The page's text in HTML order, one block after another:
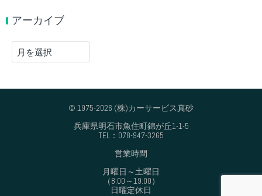
アーカイブ
ア
ー
イ
© 1975-2026 (株)カーサービス真砂
兵庫県明石市魚住町錦が丘1-1-5
TEL：078-947-3265
営業時間
月曜日～土曜日
（8:00～19:00）
日曜定休日